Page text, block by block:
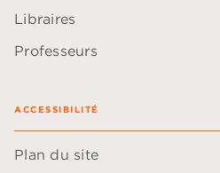
Libraires
Professeurs
ACCESSIBILITÉ
Plan du site